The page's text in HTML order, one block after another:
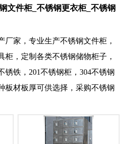
文件柜_不锈钢更衣柜_不锈钢
厂家，专业生产不锈钢文件柜，
柜，定制各类不锈钢储物柜子，
锈铁，201不锈钢柜，304不锈钢
板材板厚可供选择，采购不锈钢